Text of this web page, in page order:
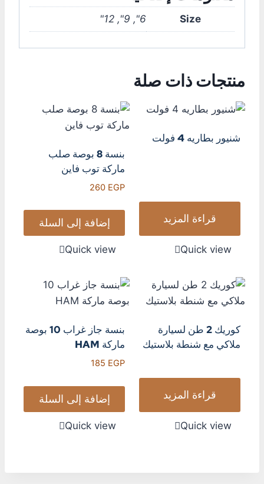
Size
6", 9", 12"
منتجات ذات صلة
شنيور بطاريه 4 فولت
قراءة المزيد
Quick view
بنسة 8 بوصة صلب
ماركة توب فاين
260 EGP
إضافة إلى السلة
Quick view
كوريك 2 طن لسيارة
ملاكي مع شنطة بلاستيك
قراءة المزيد
Quick view
بنسة جاز غراب 10 بوصة
ماركة HAM
185 EGP
إضافة إلى السلة
Quick view